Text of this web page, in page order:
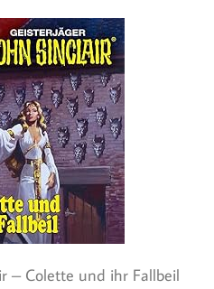
– Colette und ihr Fallbeil